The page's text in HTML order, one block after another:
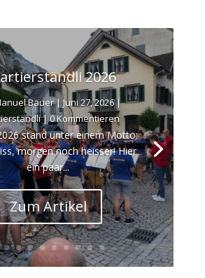
2026
Bauer|Juni 27, 2026|
| 0 Kommentieren
stand unter einem Motto:
morgen noch heisser! Hier
ein paar...
Zum Artikel